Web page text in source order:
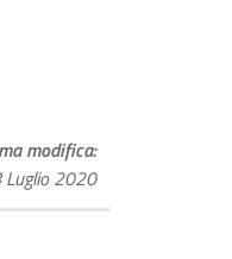
modifica
Luglio 2020